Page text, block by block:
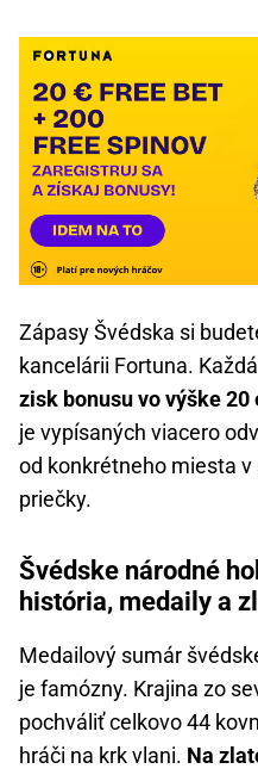
Zápasy Švédska si
kancelárii Fortuna.
zisk bonusu vo výške 20
je vypísaných viacero
od konkrétneho miesta
priečky.
Švédske národné
história, medaily a
Medailový sumár
je famózny. Krajina zo
pochváliť celkovo 44
hráči na krk vlani. Na